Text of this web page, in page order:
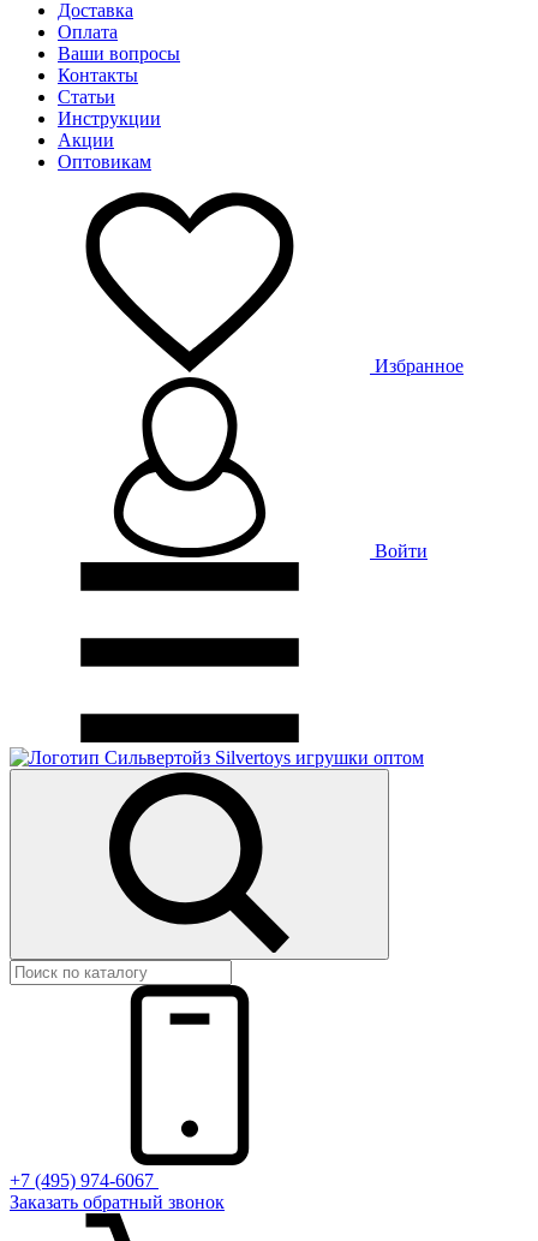
Доставка
Оплата
Ваши вопросы
Контакты
Статьи
Инструкции
Акции
Оптовикам
Избранное
Войти
+7 (495) 974-6067
Заказать обратный звонок